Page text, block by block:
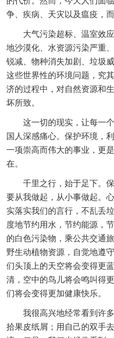
争、疾病、天灾以及瘟疫，
大气污染超标、温室效应
地沙漠化、水资源污染严重
锐减、物种消失加剧、垃圾
这些世界性的环境问题，究
济的过程中，对自然资源和
坏所致。
这一切的现实，让每一个
国人深感痛心。保护环境，
一项崇高而伟大的事业，更
在。
千里之行，始于足下。保
要从我做起，从小事做起。
实落实我们的言行，不乱丢
度地节约用水，节约能源，
的白色污染物，乘公共交通
野生动植物资源，自觉地遵
们头顶上的天空将会变得更
清，空中的鸟儿将会鸣叫得
们将会变得更加健康快乐。
我很高兴地经常看到许多
拾果皮纸屑；用自己的双手